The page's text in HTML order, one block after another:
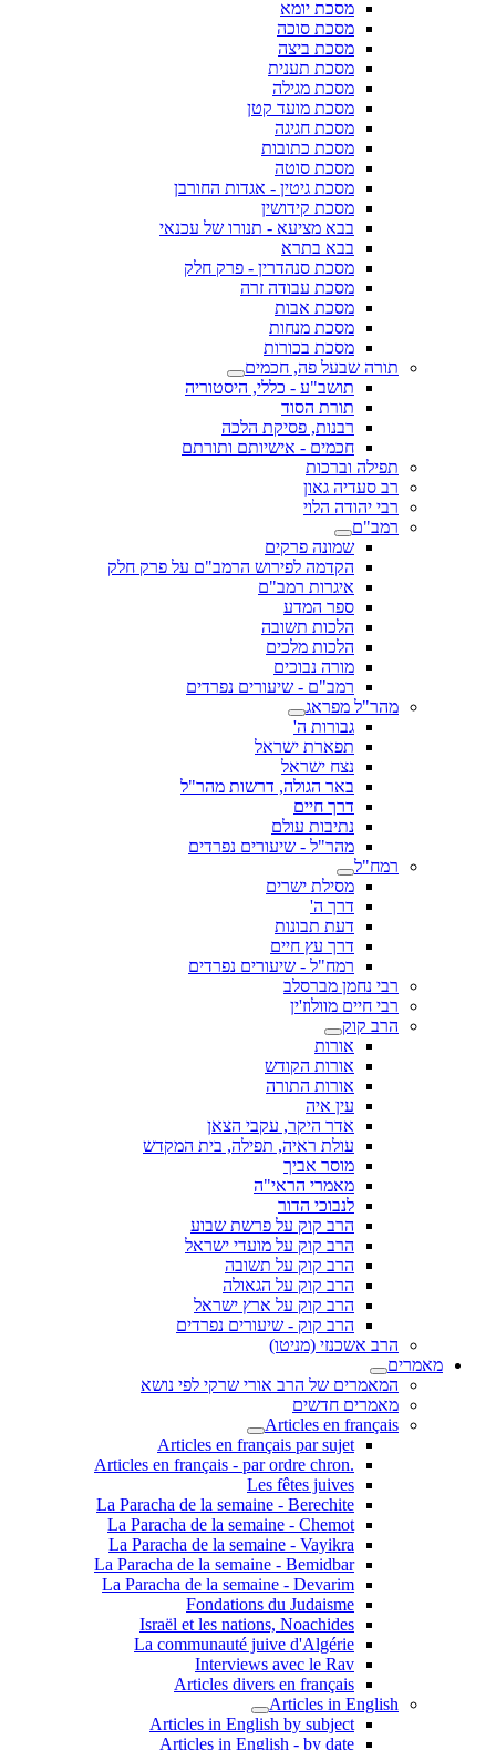
מסכת יומא
מסכת סוכה
מסכת ביצה
מסכת תענית
מסכת מגילה
מסכת מועד קטן
מסכת חגיגה
מסכת כתובות
מסכת סוטה
מסכת גיטין - אגדות החורבן
מסכת קידושין
בבא מציעא - תנורו של עכנאי
בבא בתרא
מסכת סנהדרין - פרק חלק
מסכת עבודה זרה
מסכת אבות
מסכת מנחות
מסכת בכורות
תורה שבעל פה, חכמים
תושב"ע - כללי, היסטוריה
תורת הסוד
רבנות, פסיקת הלכה
חכמים - אישיותם ותורתם
תפילה וברכות
רב סעדיה גאון
רבי יהודה הלוי
רמב"ם
שמונה פרקים
הקדמה לפירוש הרמב"ם על פרק חלק
איגרות רמב"ם
ספר המדע
הלכות תשובה
הלכות מלכים
מורה נבוכים
רמב"ם - שיעורים נפרדים
מהר"ל מפראג
גבורות ה'
תפארת ישראל
נצח ישראל
באר הגולה, דרשות מהר"ל
דרך חיים
נתיבות עולם
מהר"ל - שיעורים נפרדים
רמח"ל
מסילת ישרים
דרך ה'
דעת תבונות
דרך עץ חיים
רמח"ל - שיעורים נפרדים
רבי נחמן מברסלב
רבי חיים מוולוז'ין
הרב קוק
אורות
אורות הקודש
אורות התורה
עין איה
אדר היקר, עקבי הצאן
עולת ראיה, תפילה, בית המקדש
מוסר אביך
מאמרי הראי"ה
לנבוכי הדור
הרב קוק על פרשת שבוע
הרב קוק על מועדי ישראל
הרב קוק על תשובה
הרב קוק על הגאולה
הרב קוק על ארץ ישראל
הרב קוק - שיעורים נפרדים
הרב אשכנזי (מניטו)
מאמרים
המאמרים של הרב אורי שרקי לפי נושא
מאמרים חדשים
Articles en français
Articles en français par sujet
.Articles en français - par ordre chron
Les fêtes juives
La Paracha de la semaine - Berechite
La Paracha de la semaine - Chemot
La Paracha de la semaine - Vayikra
La Paracha de la semaine - Bemidbar
La Paracha de la semaine - Devarim
Fondations du Judaisme
Israël et les nations, Noachides
La communauté juive d'Algérie
Interviews avec le Rav
Articles divers en français
Articles in English
Articles in English by subject
Articles in English - by date